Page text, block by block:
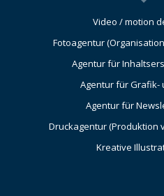
Video / motion
Fotoagentur
Agentur für
Agentur für Grafik-
Agentur für
Druckagentur (Produktion
Kreative